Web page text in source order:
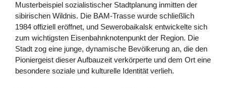
Musterbeispiel sozialistischer Stadtplanung inmitten der
sibirischen Wildnis. Die BAM-Trasse wurde schließlich
1984 offiziell eröffnet, und Sewerobaikalsk entwickelte sich
zum wichtigsten Eisenbahnknotenpunkt der Region. Die
Stadt zog eine junge, dynamische Bevölkerung an, die den
Pioniergeist dieser Aufbauzeit verkörperte und dem Ort eine
besondere soziale und kulturelle Identität verlieh.